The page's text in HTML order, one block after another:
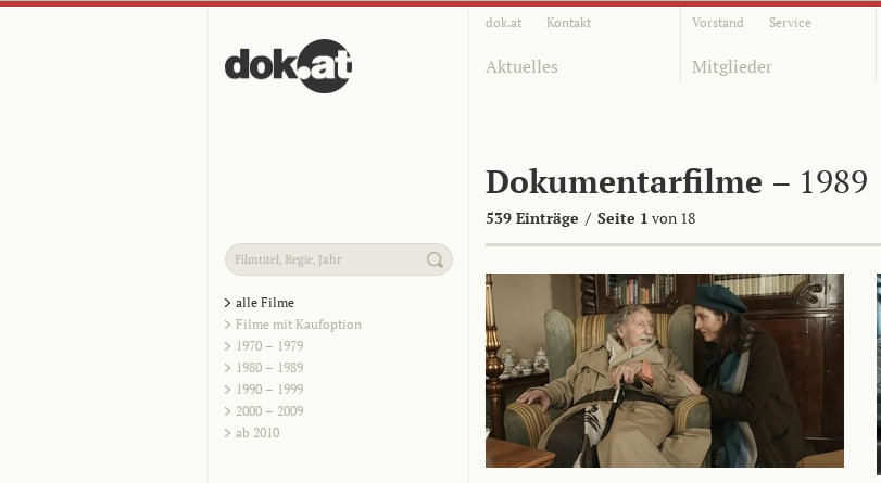
dok.at Kontakt Vorstand Service
Aktuelles Mitglieder
Dokumentarfilme – 1989
539 Einträge / Seite 1 von 18
alle Filme
Filme mit Kaufoption
1970 – 1979
1980 – 1989
1990 – 1999
2000 – 2009
ab 2010